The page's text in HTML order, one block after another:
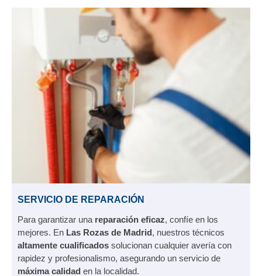
SERVICIO DE REPARACIÓN
Para garantizar una reparación eficaz, confíe en los
mejores. En Las Rozas de Madrid, nuestros técnicos
altamente cualificados solucionan cualquier avería con
rapidez y profesionalismo, asegurando un servicio de
máxima calidad en la localidad.